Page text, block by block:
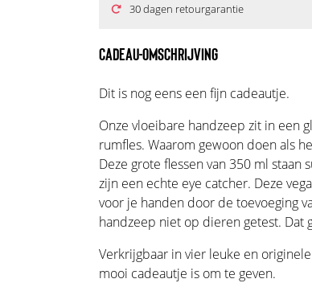
30 dagen retourgarantie
CADEAU-OMSCHRIJVING
Dit is nog eens een fijn cadeautje.
Onze vloeibare handzeep zit in een
rumfles. Waarom gewoon doen als
Deze grote flessen van 350 ml staan
zijn een echte eye catcher. Deze
voor je handen door de toevoeging
handzeep niet op dieren getest. Dat
Verkrijgbaar in vier leuke en
mooi cadeautje is om te geven.